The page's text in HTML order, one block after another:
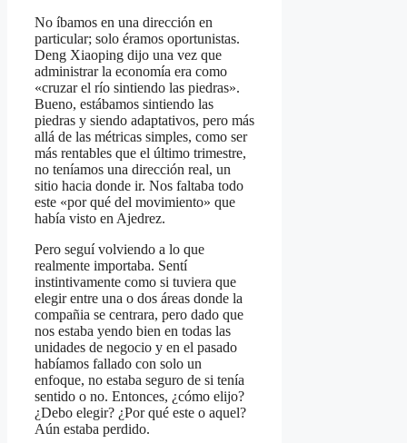
No íbamos en una dirección en
particular; solo éramos oportunistas.
Deng Xiaoping dijo una vez que
administrar la economía era como
«cruzar el río sintiendo las piedras».
Bueno, estábamos sintiendo las
piedras y siendo adaptativos, pero más
allá de las métricas simples, como ser
más rentables que el último trimestre,
no teníamos una dirección real, un
sitio hacia donde ir. Nos faltaba todo
este «por qué del movimiento» que
había visto en Ajedrez.
Pero seguí volviendo a lo que
realmente importaba. Sentí
instintivamente como si tuviera que
elegir entre una o dos áreas donde la
compañia se centrara, pero dado que
nos estaba yendo bien en todas las
unidades de negocio y en el pasado
habíamos fallado con solo un
enfoque, no estaba seguro de si tenía
sentido o no. Entonces, ¿cómo elijo?
¿Debo elegir? ¿Por qué este o aquel?
Aún estaba perdido.